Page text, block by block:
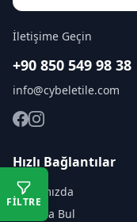
FİLTRE
İletişime Geçin
+90 850 549 98 38
info@cybeletile.com
Hızlı Bağlantılar
Hakkımızda
Mağaza Bul